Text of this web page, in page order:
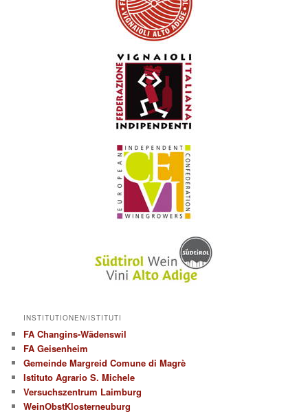
INSTITUTIONEN/ISTITUTI
FA Changins-Wädenswil
FA Geisenheim
Gemeinde Margreid Comune di Magrè
Istituto Agrario S. Michele
Versuchszentrum Laimburg
WeinObstKlosterneuburg